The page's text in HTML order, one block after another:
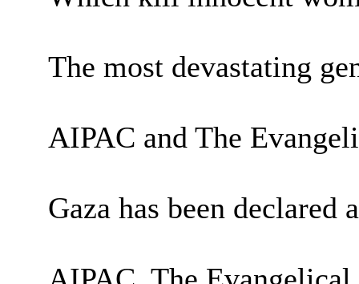
The most devastating
AIPAC and The
Gaza has been